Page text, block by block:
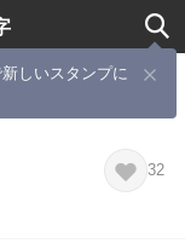
しいスタンプに
12(らくがき)
32